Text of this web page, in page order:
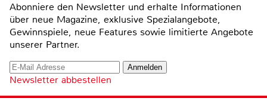
Abonniere den Newsletter und erhalte Informationen
über neue Magazine, exklusive Spezialangebote,
Gewinnspiele, neue Features sowie limitierte Angebote
unserer Partner.
Newsletter abbestellen